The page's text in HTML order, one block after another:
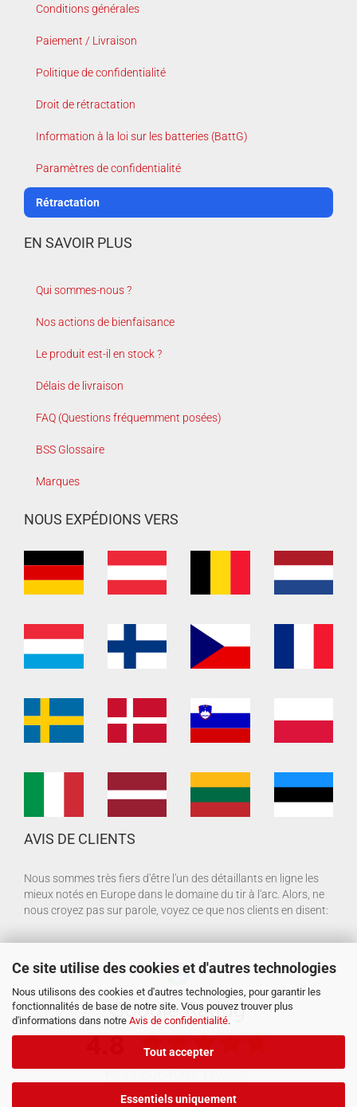
Ce site utilise des cookies et d'autres technologies
Nous utilisons des cookies et d'autres technologies, pour garantir les
fonctionnalités de base de notre site. Vous pouvez trouver plus
d'informations dans notre Avis de confidentialité.
Tout accepter
Essentiels uniquement
Conditions générales
Paiement / Livraison
Politique de confidentialité
Droit de rétractation
Information à la loi sur les batteries (BattG)
Paramètres de confidentialité
Rétractation
EN SAVOIR PLUS
Qui sommes-nous ?
Nos actions de bienfaisance
Le produit est-il en stock ?
Délais de livraison
FAQ (Questions fréquemment posées)
BSS Glossaire
Marques
NOUS EXPÉDIONS VERS
AVIS DE CLIENTS
Nous sommes très fiers d'être l'un des détaillants en ligne les
mieux notés en Europe dans le domaine du tir à l'arc. Alors, ne
nous croyez pas sur parole, voyez ce que nos clients en disent: